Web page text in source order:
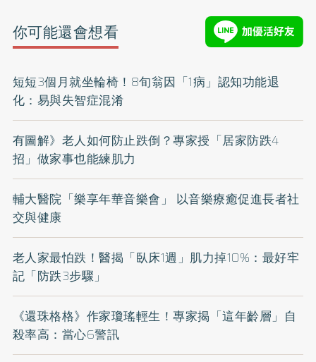
你可能還會想看
短短3個月就坐輪椅！8旬翁因「1病」認知功能退
化：易與失智症混淆
有圖解》老人如何防止跌倒？專家授「居家防跌4
招」做家事也能練肌力
輔大醫院「樂享年華音樂會」 以音樂療癒促進長者社
交與健康
老人家最怕跌！醫揭「臥床1週」肌力掉10%：最好牢
記「防跌3步驟」
《還珠格格》作家瓊瑤輕生！專家揭「這年齡層」自
殺率高：當心6警訊